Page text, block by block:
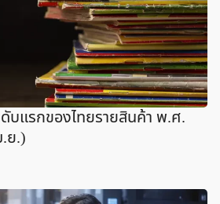
บแรกของไทยรายสินค้า พ.ศ.
ย.)